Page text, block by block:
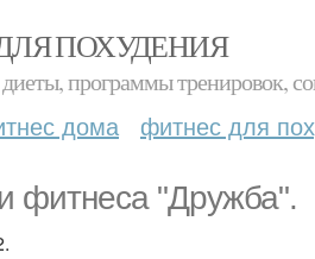
ПОХУДЕНИЯ
программы тренировок,
дома фитнес для
фитнеса "Дружба".